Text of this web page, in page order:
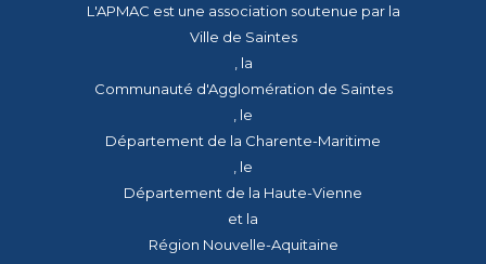
L'APMAC est une association soutenue par la
Ville de Saintes
, la
Communauté d'Agglomération de Saintes
, le
Département de la Charente-Maritime
, le
Département de la Haute-Vienne
et la
Région Nouvelle-Aquitaine